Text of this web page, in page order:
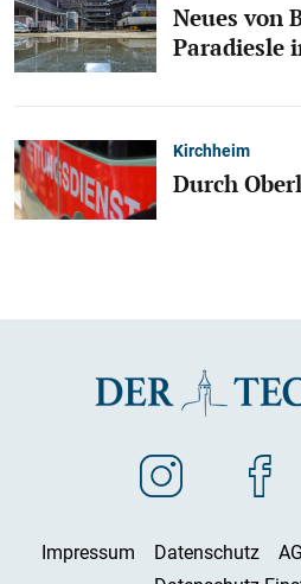
Neues von
Paradiesle
Kirchheim
Durch
Impressum Datenschutz